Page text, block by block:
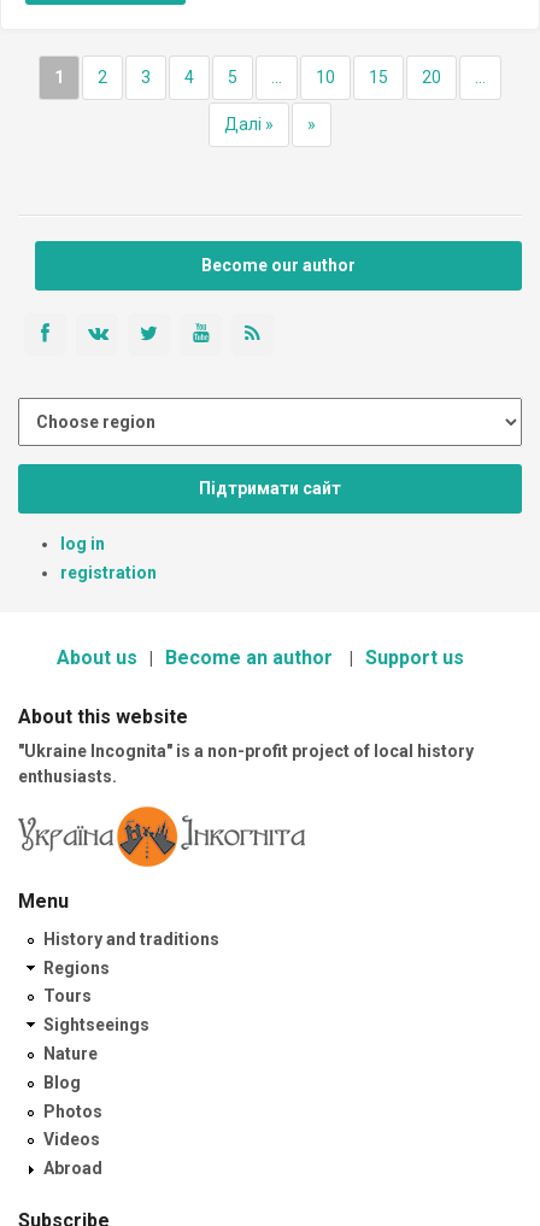
1 2 3 4 5 ... 10 15 20 ...
Далі » »
Become our author
Підтримати сайт
log in
registration
About us Become an author Support us
About this website
"Ukraine Incognita" is a non-profit project of local history
enthusiasts.
Menu
History and traditions
Regions
Tours
Sightseeings
Nature
Blog
Photos
Videos
Abroad
Subscribe